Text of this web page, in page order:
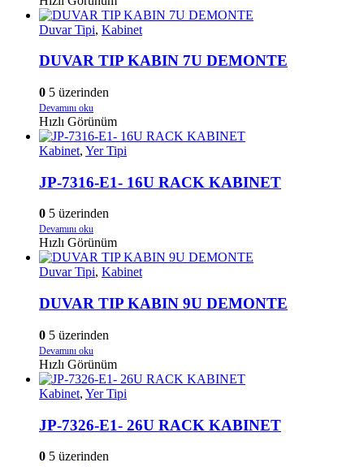
Duvar Tipi, Kabinet
DUVAR TIP KABIN 7U DEMONTE
0 5 üzerinden
Devamını oku
Hızlı Görünüm
Kabinet, Yer Tipi
JP-7316-E1- 16U RACK KABINET
0 5 üzerinden
Devamını oku
Hızlı Görünüm
Duvar Tipi, Kabinet
DUVAR TIP KABIN 9U DEMONTE
0 5 üzerinden
Devamını oku
Hızlı Görünüm
Kabinet, Yer Tipi
JP-7326-E1- 26U RACK KABINET
0 5 üzerinden